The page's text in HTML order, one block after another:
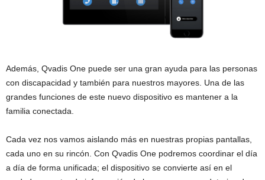
Además, Qvadis One puede ser una gran ayuda para las personas
con discapacidad y también para nuestros mayores. Una de las
grandes funciones de este nuevo dispositivo es mantener a la
familia conectada.
Cada vez nos vamos aislando más en nuestras propias pantallas,
cada uno en su rincón. Con Qvadis One podremos coordinar el día
a día de forma unificada; el dispositivo se convierte así en el